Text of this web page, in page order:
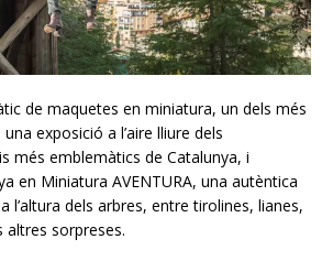
de maquetes en miniatura, un dels més
exposició a l’aire lliure dels
més emblemàtics de Catalunya, i
en Miniatura AVENTURA, una autèntica
l’altura dels arbres, entre tirolines, lianes,
altres sorpreses.